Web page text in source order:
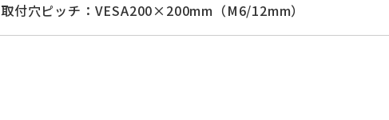
取付穴ピッチ：VESA200×200mm（M6/12mm）